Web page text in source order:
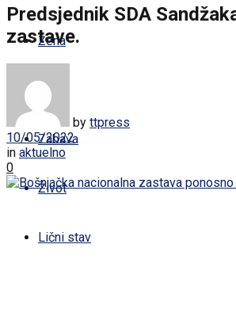
Žena
Sport
Zabava
Život
Lični stav
Predsjednik SDA
zastave.
by ttpress
10/05/2022
in aktuelno
0